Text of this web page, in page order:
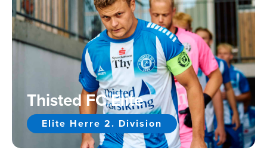
Thisted FC Elite
Elite Herre 2. Division